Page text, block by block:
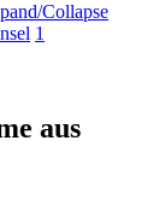
Collapse
1
aus